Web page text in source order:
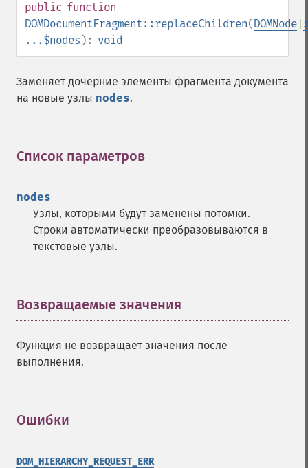
public function
DOMDocumentFragment::replaceChildren(DOMNode
...$nodes ): void
Заменяет дочерние элементы фрагмента документа
на новые узлы nodes.
Список параметров
nodes
Узлы, которыми будут заменены потомки.
Строки автоматически преобразовываются в
текстовые узлы.
Возвращаемые значения
Функция не возвращает значения после
выполнения.
Ошибки
DOM_HIERARCHY_REQUEST_ERR